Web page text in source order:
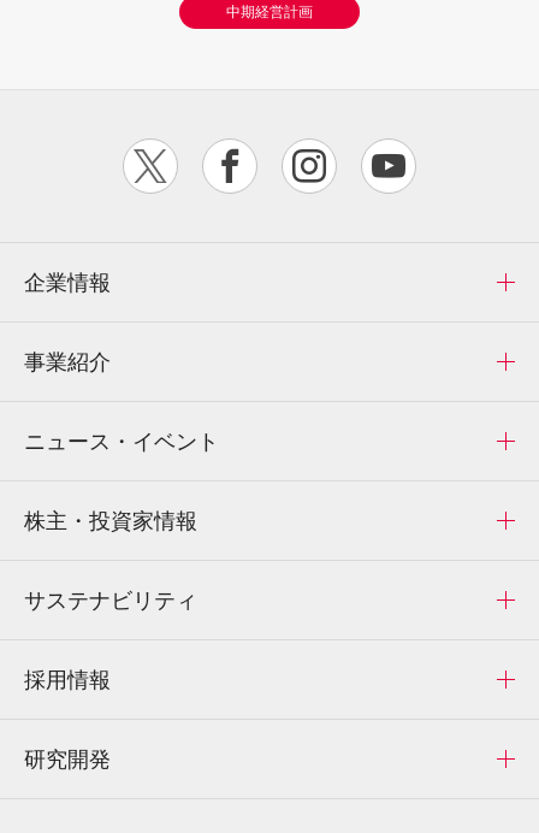
中期経営計画
企業情報
事業紹介
ニュース・イベント
株主・投資家情報
サステナビリティ
採用情報
研究開発